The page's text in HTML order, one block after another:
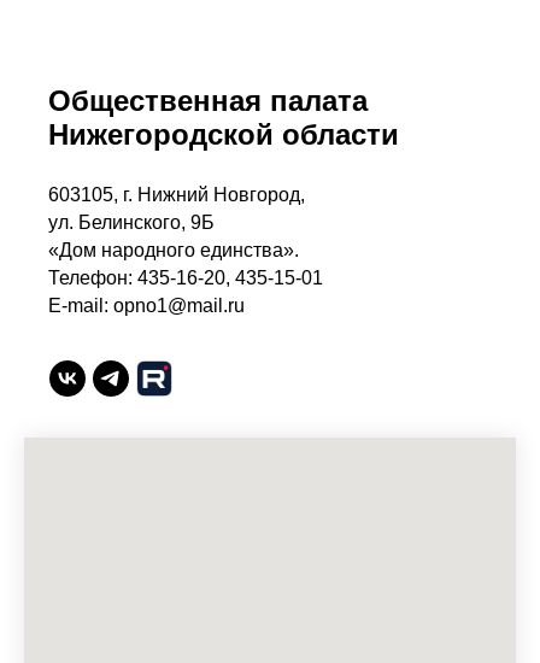
Общественная палата
Нижегородской области
603105, г. Нижний Новгород,
ул. Белинского, 9Б
«Дом народного единства».
Телефон: 435-16-20, 435-15-01
E-mail: opno1@mail.ru